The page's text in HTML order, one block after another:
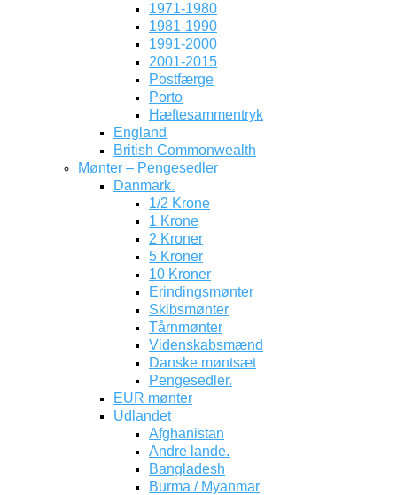
1971-1980
1981-1990
1991-2000
2001-2015
Postfærge
Porto
Hæftesammentryk
England
British Commonwealth
Mønter – Pengesedler
Danmark.
1/2 Krone
1 Krone
2 Kroner
5 Kroner
10 Kroner
Erindingsmønter
Skibsmønter
Tårnmønter
Videnskabsmænd
Danske møntsæt
Pengesedler.
EUR mønter
Udlandet
Afghanistan
Andre lande.
Bangladesh
Burma / Myanmar